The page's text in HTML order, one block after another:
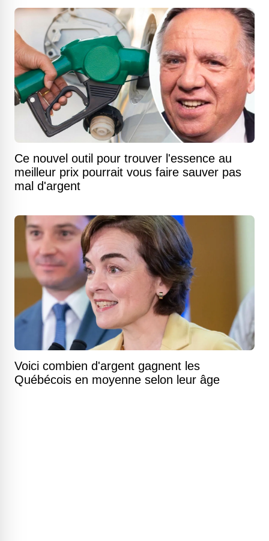
Ce nouvel outil pour trouver l'essence au
meilleur prix pourrait vous faire sauver pas
mal d'argent
Voici combien d'argent gagnent les
Québécois en moyenne selon leur âge